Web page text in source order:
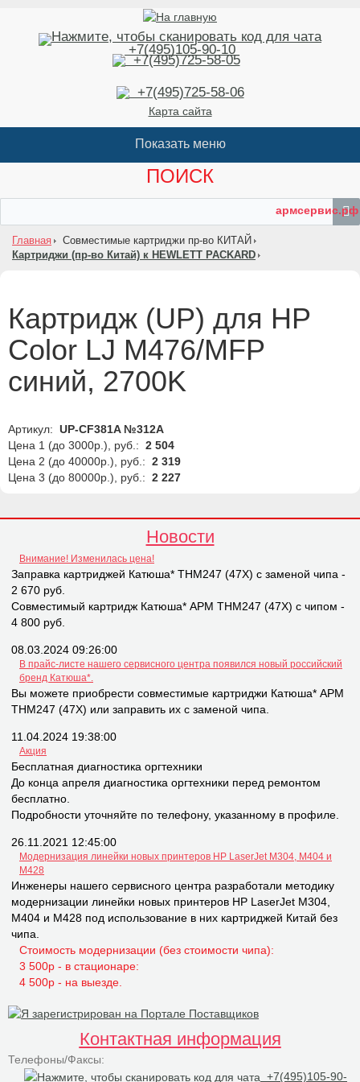
+7(495)105-90-10
+7(495)725-58-05
+7(495)725-58-06
Карта сайта
ПОИСК
армсервис.рф
Главная
Совместимые картриджи пр-во КИТАЙ
Картриджи (пр-во Китай) к HEWLETT PACKARD
Картридж (UP) для HP
Color LJ M476/MFP
синий, 2700K
Артикул: UP-CF381A №312A
Цена 1 (до 3000р.), руб.: 2 504
Цена 2 (до 40000р.), руб.: 2 319
Цена 3 (до 80000р.), руб.: 2 227
Новости
Внимание! Изменилась цена!
Заправка картриджей Катюша* THM247 (47X) с заменой чипа -
2 670 руб.
Совместимый картридж Катюша* APM THM247 (47X) с чипом -
4 800 руб.
08.03.2024 09:26:00
В прайс-листе нашего сервисного центра появился новый российский
бренд Катюша*.
Вы можете приобрести совместимые картриджи Катюша* APM
THM247 (47X) или заправить их с заменой чипа.
11.04.2024 19:38:00
Акция
Бесплатная диагностика оргтехники
До конца апреля диагностика оргтехники перед ремонтом
бесплатно.
Подробности уточняйте по телефону, указанному в профиле.
26.11.2021 12:45:00
Модернизация линейки новых принтеров НР LaserJet M304, M404 и
M428
Инженеры нашего сервисного центра разработали методику
модернизации линейки новых принтеров НР LaserJet M304,
M404 и M428 под использование в них картриджей Китай без
чипа.
Стоимость модернизации (без стоимости чипа):
3 500р - в стационаре:
4 500р - на выезде.
Контактная информация
Телефоны/Факсы:
+7(495)105-90-